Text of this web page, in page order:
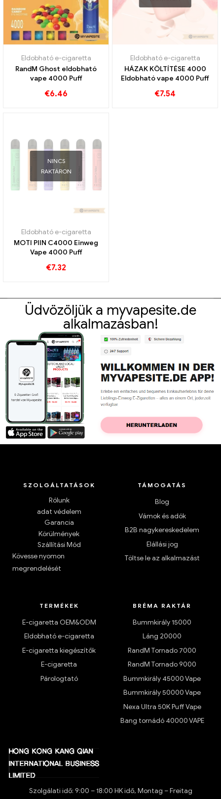
Eldobható e-cigaretta
RandM Ghost eldobható
vape 4000 Puff
€6.46
Eldobható e-cigaretta
HÁZAK KÖLTÍTÉSE 4000
Eldobható vape 4000 Puff
€7.54
NINCS
RAKTÁRON
Eldobható e-cigaretta
MOTI PIIN C4000 Einweg
Vape 4000 Puff
€7.32
Üdvözöljük a myvapesite.de
alkalmazásban!
SZOLGÁLTATÁSOK
Rólunk
adat védelem
Garancia
Körülmények
Szállítási Mód
Kövesse nyomon
megrendelését
TÁMOGATÁS
Blog
Vámok és adók
B2B nagykereskedelem
Elállási jog
Töltse le az alkalmazást
TERMÉKEK
E-cigaretta OEM&ODM
Eldobható e-cigaretta
E-cigaretta kiegészítők
E-cigaretta
Párologtató
BRÉMA RAKTÁR
Bummkirály 15000
Láng 20000
RandM Tornado 7000
RandM Tornado 9000
Bummkirály 45000 Vape
Bummkirály 50000 Vape
Nexa Ultra 50K Puff Vape
Bang tornádó 40000 VAPE
Szolgálati idő: 9:00 – 18:00 HK idő, Montag – Freitag